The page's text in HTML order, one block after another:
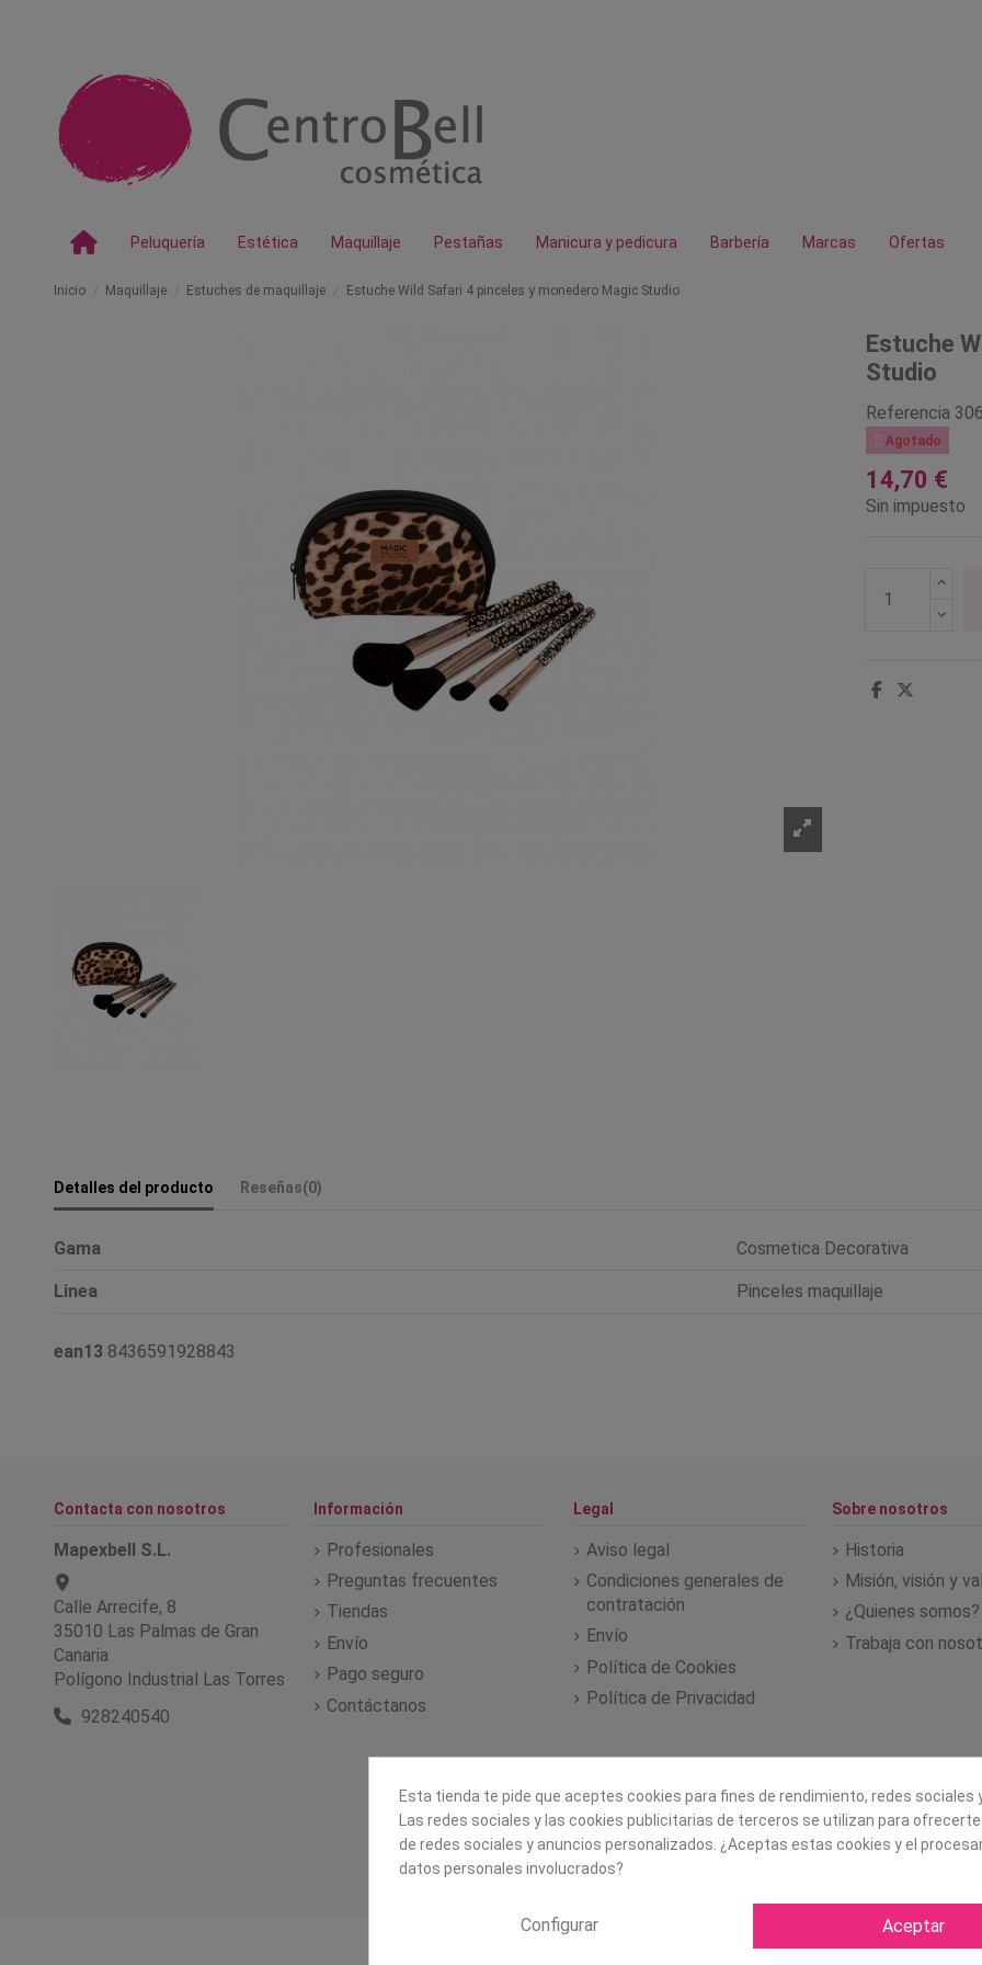
Peluquería Estética Maquillaje Pestañas Manicura y pedicura Barbería Marcas Ofertas
Inicio Maquillaje Estuches de maquillaje Estuche Wild Safari 4 pinceles y monedero Magic Studio
Estuche
Studio
Referencia
Agotado
14,70 €
Sin impuesto
Detalles del producto Reseñas(0)
Gama Cosmetica Decorativa
Linea Pinceles maquillaje
ean13 8436591928843
Contacta con nosotros
Mapexbell S.L.
Calle Arrecife, 8
35010 Las Palmas de Gran
Canaria
Polígono Industrial Las Torres
928240540
Información
Profesionales
Preguntas frecuentes
Tiendas
Envío
Pago seguro
Contáctanos
Legal
Aviso legal
Condiciones generales de
contratación
Envío
Política de Cookies
Política de Privacidad
Sobre nosotros
Historia
Misión, visión y
¿Quienes somos?
Trabaja con
Esta tienda te pide que aceptes cookies para fines de rendimiento, redes sociales
Las redes sociales y las cookies publicitarias de terceros se utilizan para
de redes sociales y anuncios personalizados. ¿Aceptas estas cookies y el
datos personales involucrados?
Configurar Aceptar